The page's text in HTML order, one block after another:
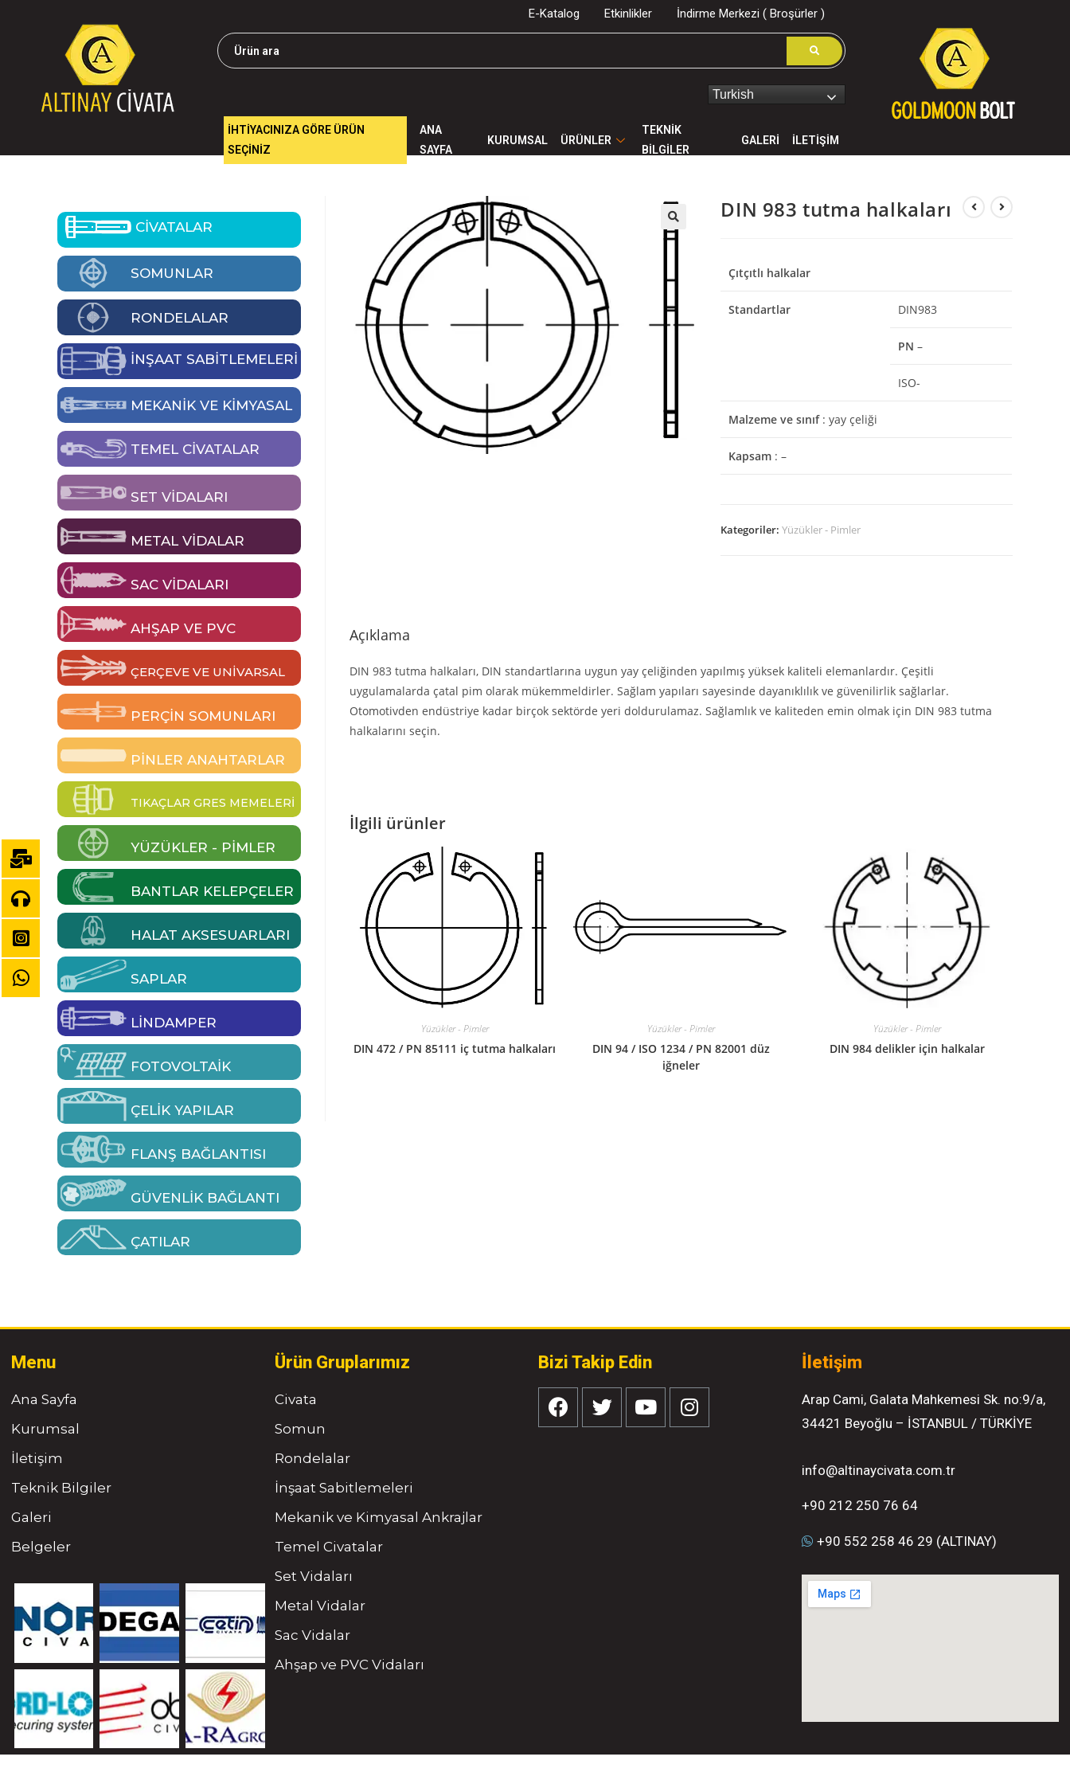
E-Katalog Etkinlikler İndirme Merkezi ( Broşürler )
Turkish
İHTİYACINIZA GÖRE ÜRÜN
SEÇİNİZ
ANA
SAYFA
KURUMSAL ÜRÜNLER
TEKNİK
BİLGİLER
GALERİ İLETİŞİM
DIN 983 tutma halkaları
Çıtçıtlı halkalar
Standartlar DIN983
PN –
ISO-
Malzeme ve sınıf: yay çeliği
Kapsam : –
Kategoriler:Yüzükler - Pimler
Açıklama
DIN 983 tutma halkaları, DIN standartlarına uygun yay çeliğinden yapılmış yüksek kaliteli elemanlardır. Çeşitli
uygulamalarda çatal pim olarak mükemmeldirler. Sağlam yapıları sayesinde dayanıklılık ve güvenilirlik sağlarlar.
Otomotivden endüstriye kadar birçok sektörde yeri doldurulamaz. Sağlamlık ve kaliteden emin olmak için DIN 983 tutma
halkalarını seçin.
İlgili ürünler
Yüzükler - Pimler
DIN 472 / PN 85111 iç tutma halkaları
Yüzükler - Pimler
DIN 94 / ISO 1234 / PN 82001 düz
iğneler
Yüzükler - Pimler
DIN 984 delikler için halkalar
CİVATALAR
SOMUNLAR
RONDELALAR
İNŞAAT SABİTLEMELERİ
MEKANIK VE KIMYASAL
TEMEL CIVATALAR
SET VIDALARI
METAL VIDALAR
SAC VIDALARI
AHŞAP VE PVC
ÇERÇEVE VE UNIVARSAL
PERÇIN SOMUNLARI
PINLER ANAHTARLAR
TIKAÇLAR GRES MEMELERI
YÜZÜKLER - PIMLER
BANTLAR KELEPÇELER
HALAT AKSESUARLARI
SAPLAR
LINDAMPER
FOTOVOLTAIK
ÇELIK YAPILAR
FLANŞ BAĞLANTISI
GÜVENLIK BAĞLANTI
ÇATILAR
Menu
Ana Sayfa
Kurumsal
İletişim
Teknik Bilgiler
Galeri
Belgeler
Ürün Gruplarımız
Civata
Somun
Rondelalar
İnşaat Sabitlemeleri
Mekanik ve Kimyasal Ankrajlar
Temel Civatalar
Set Vidaları
Metal Vidalar
Sac Vidalar
Ahşap ve PVC Vidaları
Bizi Takip Edin İletişim
Arap Cami, Galata Mahkemesi Sk. no:9/a,
34421 Beyoğlu – İSTANBUL / TÜRKİYE
info@altinaycivata.com.tr
+90 212 250 76 64
+90 552 258 46 29 (ALTINAY)